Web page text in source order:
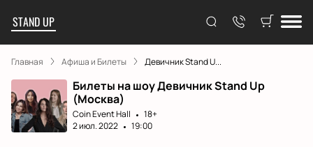
STAND UP
Главная Афиша и Билеты Девичник Stand U...
Билеты на шоу Девичник Stand Up
(Москва)
Coin Event Hall
18+
2 июл. 2022
19:00